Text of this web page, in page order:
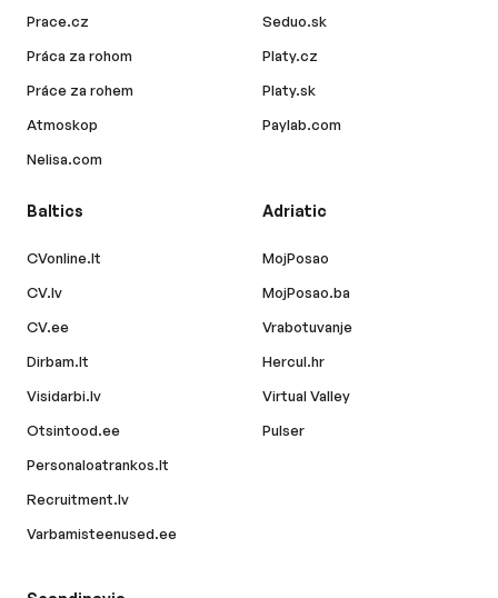
Prace.cz
Práca za rohom
Práce za rohem
Atmoskop
Nelisa.com
Seduo.sk
Platy.cz
Platy.sk
Paylab.com
Baltics
CVonline.lt
CV.lv
CV.ee
Dirbam.lt
Visidarbi.lv
Otsintood.ee
Personaloatrankos.lt
Recruitment.lv
Varbamisteenused.ee
Adriatic
MojPosao
MojPosao.ba
Vrabotuvanje
Hercul.hr
Virtual Valley
Pulser